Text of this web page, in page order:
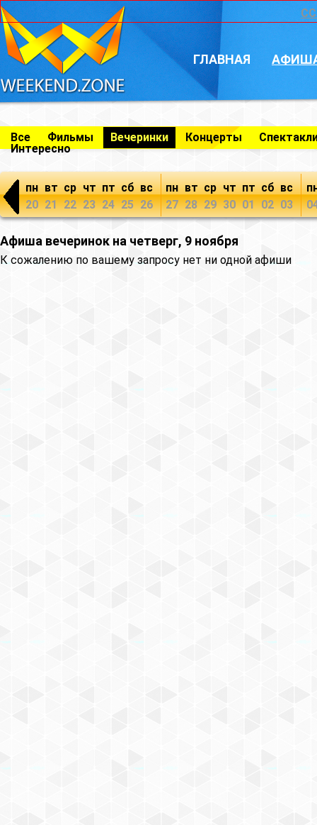
ГЛАВНАЯ
Все Фильмы Вечеринки Концерты
Интересно
пн
20
вт
21
ср
22
чт
23
пт
24
сб
25
вс
26
пн
27
вт
28
ср
29
чт
30
пт
01
сб
02
вс
03
Афиша вечеринок на четверг, 9 ноября
К сожалению по вашему запросу нет ни одной афиши